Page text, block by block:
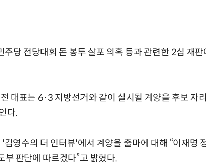
당 전당대회 돈 봉투 살포 의혹 등과 관련한 2심 재판
대표는 6·3 지방선거와 같이 실시될 계양을 후보 자
다.
영수의 더 인터뷰'에서 계양을 출마에 대해 “이재명
부 판단에 따르겠다”고 밝혔다.